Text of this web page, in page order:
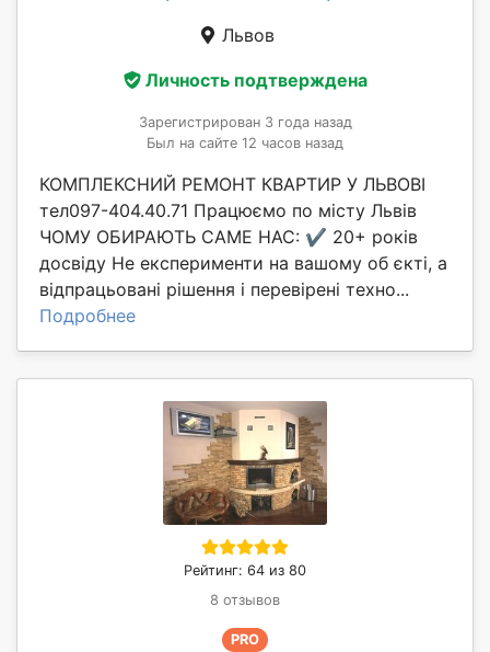
Львов
Личность подтверждена
Зарегистрирован 3 года назад
Был на сайте 12 часов назад
КОМПЛЕКСНИЙ РЕМОНТ КВАРТИР У ЛЬВОВІ
тел097-404.40.71 Працюємо по місту Львів
ЧОМУ ОБИРАЮТЬ САМЕ НАС: ✔️ 20+ років
досвіду Не експерименти на вашому об єкті, а
відпрацьовані рішення і перевірені техно...
Подробнее
Рейтинг: 64 из 80
8 отзывов
PRO